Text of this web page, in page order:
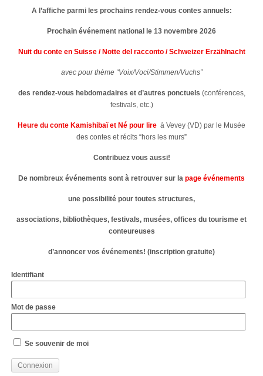
A l’affiche parmi les prochains rendez-vous contes annuels:
Prochain événement national le 13 novembre 2026
Nuit du conte en Suisse / Notte del racconto / Schweizer Erzählnacht
avec pour thème “Voix/Voci/Stimmen/Vuchs”
des rendez-vous hebdomadaires et d’autres ponctuels (conférences,
festivals, etc.)
Heure du conte Kamishibaï et Né pour lire à Vevey (VD) par le Musée
des contes et récits “hors les murs”
Contribuez vous aussi!
De nombreux événements sont à retrouver sur la page événements
une possibilité pour toutes structures,
associations, bibliothèques, festivals, musées, offices du tourisme et
conteureuses
d’annoncer vos événements! (inscription gratuite)
Identifiant
Mot de passe
Se souvenir de moi